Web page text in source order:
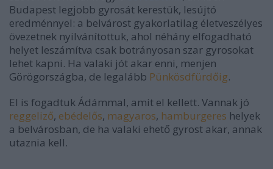
Budapest legjobb gyrosát kerestük, lesújtó
eredménnyel: a belvárost gyakorlatilag életveszélyes
övezetnek nyilvánítottuk, ahol néhány elfogadható
helyet leszámítva csak botrányosan szar gyrosokat
lehet kapni. Ha valaki jót akar enni, menjen
Görögországba, de legalább Pünkösdfürdőig.
El is fogadtuk Ádámmal, amit el kellett. Vannak jó
reggeliző, ebédelős, magyaros, hamburgeres helyek
a belvárosban, de ha valaki ehető gyrost akar, annak
utaznia kell.